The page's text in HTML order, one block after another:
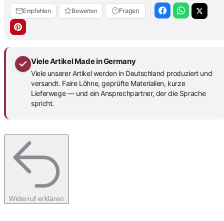
Empfehlen Bewerten Fragen
Viele Artikel Made in Germany
Viele unserer Artikel werden in Deutschland produziert und
versandt. Faire Löhne, geprüfte Materialien, kurze
Lieferwege — und ein Ansprechpartner, der die Sprache
spricht.
Widerruf erklären